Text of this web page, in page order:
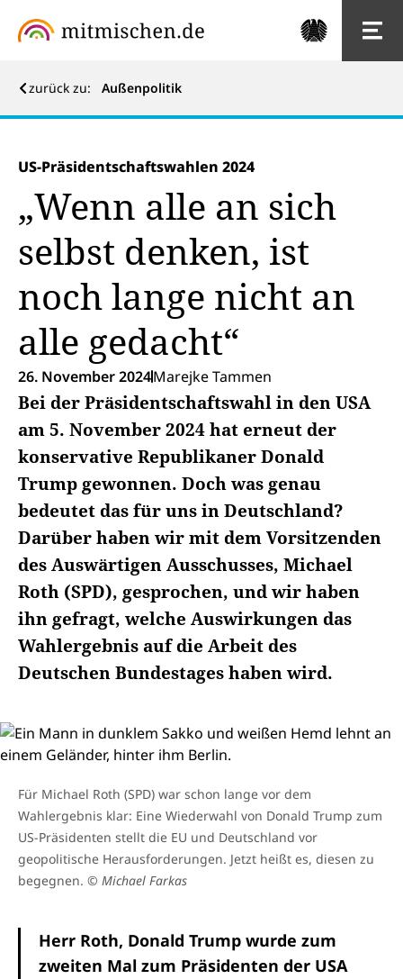
zurück zu: Außenpolitik
US-Präsidentschaftswahlen 2024
„Wenn alle an sich
selbst denken, ist
noch lange nicht an
alle gedacht“
26. November 2024Marejke Tammen
Bei der Präsidentschaftswahl in den USA
am 5. November 2024 hat erneut der
konservative Republikaner Donald
Trump gewonnen. Doch was genau
bedeutet das für uns in Deutschland?
Darüber haben wir mit dem Vorsitzenden
des Auswärtigen Ausschusses, Michael
Roth (SPD), gesprochen, und wir haben
ihn gefragt, welche Auswirkungen das
Wahlergebnis auf die Arbeit des
Deutschen Bundestages haben wird.
Für Michael Roth (SPD) war schon lange vor dem
Wahlergebnis klar: Eine Wiederwahl von Donald Trump zum
US-Präsidenten stellt die EU und Deutschland vor
geopolitische Herausforderungen. Jetzt heißt es, diesen zu
begegnen. © Michael Farkas
Herr Roth, Donald Trump wurde zum
zweiten Mal zum Präsidenten der USA